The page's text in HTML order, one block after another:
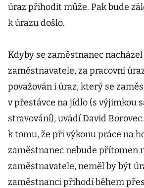
úraz přihodit může. Pak bude
k úrazu došlo.
Kdyby se zaměstnanec
zaměstnavatele, za pracovní
považován i úraz, který se
v přestávce na jídlo (s výjimkou
stravování), uvádí David
k tomu, že při výkonu práce na
zaměstnanec nebude přítomen
zaměstnavatele, neměl by být
zaměstnanci přihodí během